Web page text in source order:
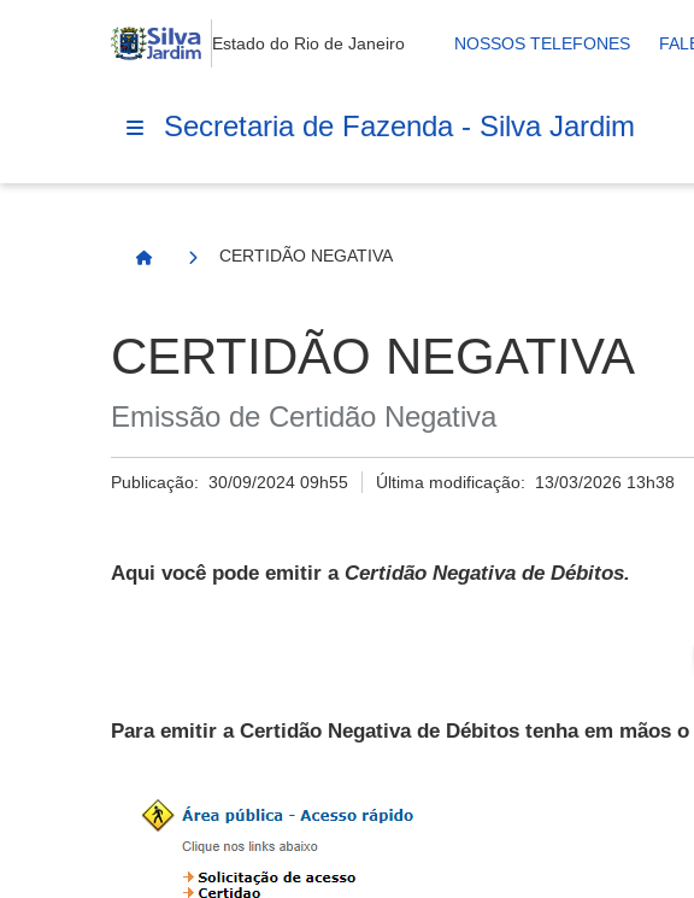
Estado do Rio de Janeiro NOSSOS TELEFONES
Secretaria de Fazenda - Silva Jardim
Página Inicial
CERTIDÃO NEGATIVA
CERTIDÃO NEGATIVA
Emissão de Certidão Negativa
Publicação: 30/09/2024 09h55 Última modificação: 13/03/2026 13h38
Aqui você pode emitir a Certidão Negativa de Débitos.
Para emitir a Certidão Negativa de Débitos tenha em mãos